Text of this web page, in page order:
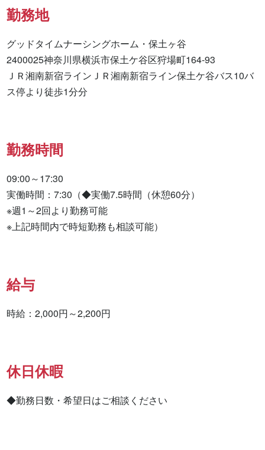
勤務地
グッドタイムナーシングホーム・保土ヶ谷
2400025神奈川県横浜市保土ケ谷区狩場町164-93
ＪＲ湘南新宿ラインＪＲ湘南新宿ライン保土ケ谷バス10バ
ス停より徒歩1分分
勤務時間
09:00～17:30
実働時間：7:30（◆実働7.5時間（休憩60分）
※週1～2回より勤務可能
※上記時間内で時短勤務も相談可能）
給与
時給：2,000円～2,200円
休日休暇
◆勤務日数・希望日はご相談ください